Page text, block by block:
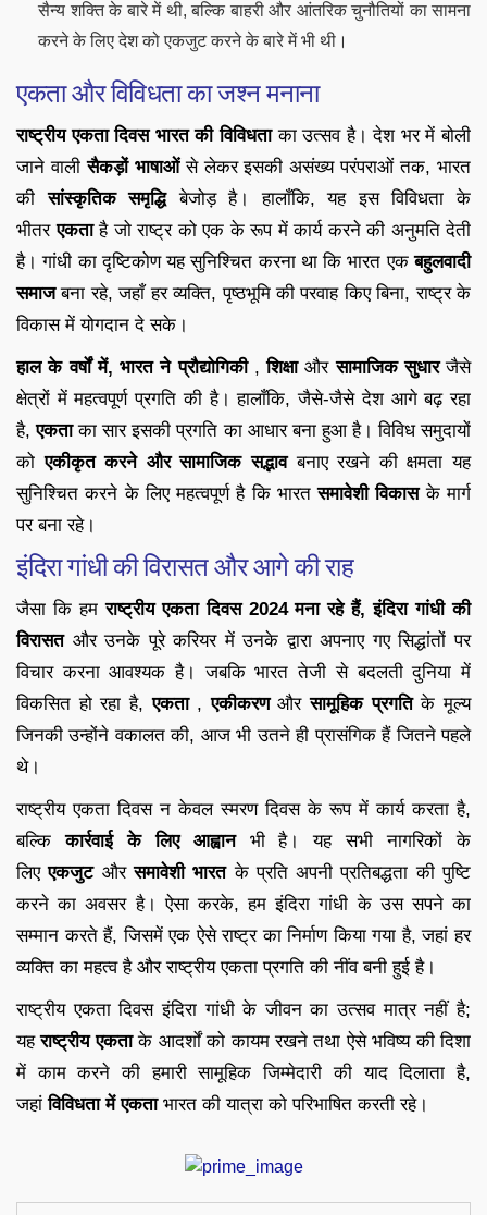
सैन्य शक्ति के बारे में थी, बल्कि बाहरी और आंतरिक चुनौतियों का सामना
करने के लिए देश को एकजुट करने के बारे में भी थी।
एकता और विविधता का जश्न मनाना
राष्ट्रीय एकता दिवस भारत की विविधताका उत्सव है। देश भर में बोली
जाने वालीसैकड़ों भाषाओंसे लेकर इसकी असंख्य परंपराओं तक, भारत
कीसांस्कृतिक समृद्धिबेजोड़ है। हालाँकि, यह इस विविधता के
भीतरएकताहै जो राष्ट्र को एक के रूप में कार्य करने की अनुमति देती
है। गांधी का दृष्टिकोण यह सुनिश्चित करना था कि भारत एकबहुलवादी
समाजबना रहे, जहाँ हर व्यक्ति, पृष्ठभूमि की परवाह किए बिना, राष्ट्र के
विकास में योगदान दे सके।
हाल के वर्षों में, भारत ने प्रौद्योगिकी,शिक्षाऔरसामाजिक सुधारजैसे
क्षेत्रों में महत्वपूर्ण प्रगति की है। हालाँकि, जैसे-जैसे देश आगे बढ़ रहा
है,एकताका सार इसकी प्रगति का आधार बना हुआ है। विविध समुदायों
कोएकीकृत करने औरसामाजिक सद्भावबनाए रखने की क्षमता यह
सुनिश्चित करने के लिए महत्वपूर्ण है कि भारतसमावेशी विकासके मार्ग
पर बना रहे।
इंदिरा गांधी की विरासत और आगे की राह
जैसा कि हमराष्ट्रीय एकता दिवस 2024 मना रहे हैं,इंदिरा गांधी की
विरासतऔर उनके पूरे करियर में उनके द्वारा अपनाए गए सिद्धांतों पर
विचार करना आवश्यक है। जबकि भारत तेजी से बदलती दुनिया में
विकसित हो रहा है,एकता,एकीकरणऔरसामूहिक प्रगतिके मूल्य
जिनकी उन्होंने वकालत की, आज भी उतने ही प्रासंगिक हैं जितने पहले
थे।
राष्ट्रीय एकता दिवस न केवल स्मरण दिवस के रूप में कार्य करता है,
बल्किकार्रवाई के लिए आह्वानभी है। यह सभी नागरिकों के
लिएएकजुटऔरसमावेशी भारतके प्रति अपनी प्रतिबद्धता की पुष्टि
करने का अवसर है। ऐसा करके, हम इंदिरा गांधी के उस सपने का
सम्मान करते हैं, जिसमें एक ऐसे राष्ट्र का निर्माण किया गया है, जहां हर
व्यक्ति का महत्व है और राष्ट्रीय एकता प्रगति की नींव बनी हुई है।
राष्ट्रीय एकता दिवस इंदिरा गांधी के जीवन का उत्सव मात्र नहीं है;
यहराष्ट्रीय एकताके आदर्शों को कायम रखने तथा ऐसे भविष्य की दिशा
में काम करने की हमारी सामूहिक जिम्मेदारी की याद दिलाता है,
जहांविविधता में एकताभारत की यात्रा को परिभाषित करती रहे।